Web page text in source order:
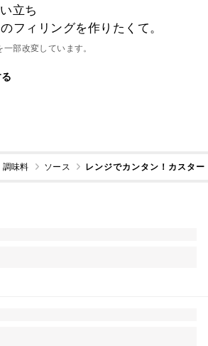
立ち
フィリングを作りたくて。
部改変しています。
調味料 ソース レンジでカンタン！カスター